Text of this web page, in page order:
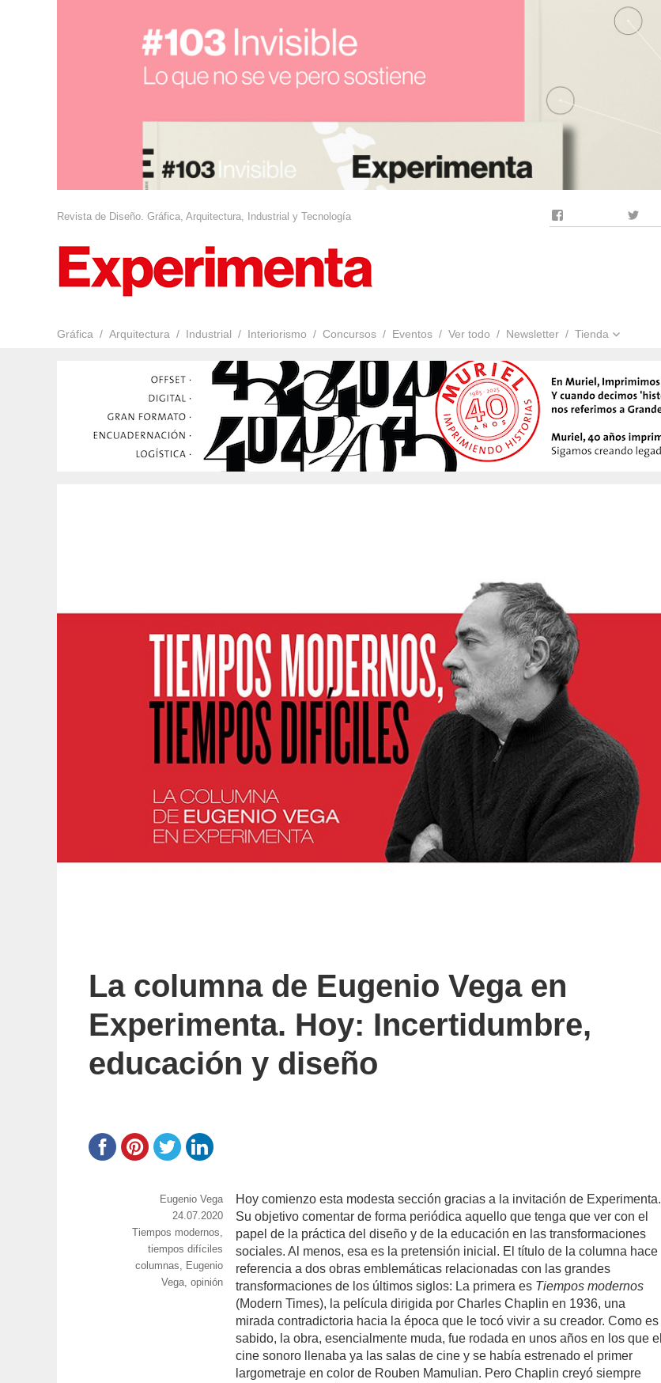
Revista de Diseño. Gráfica, Arquitectura, Industrial y Tecnología
Gráfica Arquitectura Industrial Interiorismo Concursos Eventos Ver todo Newsletter Tienda
La columna de Eugenio Vega en
Experimenta. Hoy: Incertidumbre,
educación y diseño
Hoy comienzo esta modesta sección gracias a la invitación de Experimenta.
Su objetivo comentar de forma periódica aquello que tenga que ver con el
papel de la práctica del diseño y de la educación en las transformaciones
sociales. Al menos, esa es la pretensión inicial. El título de la columna hace
referencia a dos obras emblemáticas relacionadas con las grandes
transformaciones de los últimos siglos: La primera es Tiempos modernos
(Modern Times), la película dirigida por Charles Chaplin en 1936, una
mirada contradictoria hacia la época que le tocó vivir a su creador. Como es
sabido, la obra, esencialmente muda, fue rodada en unos años en los que el
cine sonoro llenaba ya las salas de cine y se había estrenado el primer
largometraje en color de Rouben Mamulian. Pero Chaplin creyó siempre
https://www.experimenta.es/author/info1/
Eugenio Vega
Publicado
el
24.07.2020
Categorías
Tiempos modernos,
tiempos difíciles
Etiquetas
columnas, Eugenio
Vega,opinión